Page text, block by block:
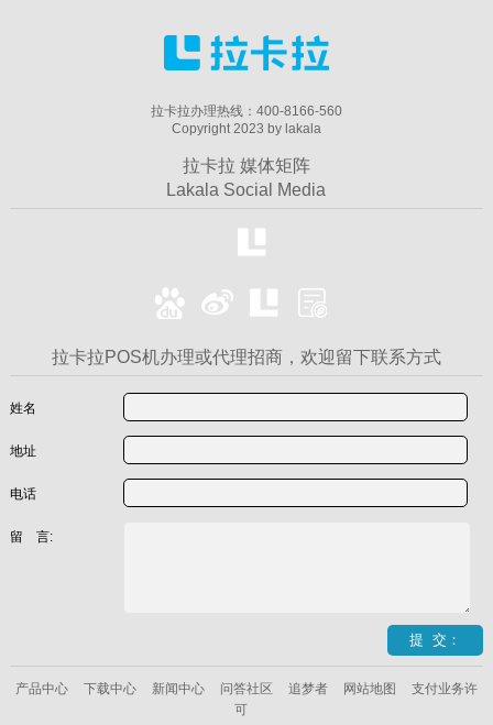
拉卡拉办理热线：400-8166-560
Copyright 2023 by lakala
拉卡拉 媒体矩阵
Lakala Social Media
拉卡拉POS机办理或代理招商，欢迎留下联系方式
姓名
地址
电话
留 言:
产品中心 下载中心 新闻中心 问答社区 追梦者 网站地图
支付业务许
可